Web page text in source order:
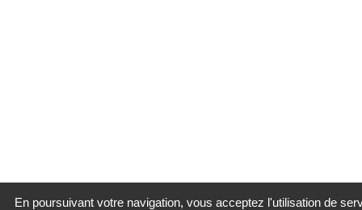
En poursuivant votre navigation, vous acceptez l'utilisation de